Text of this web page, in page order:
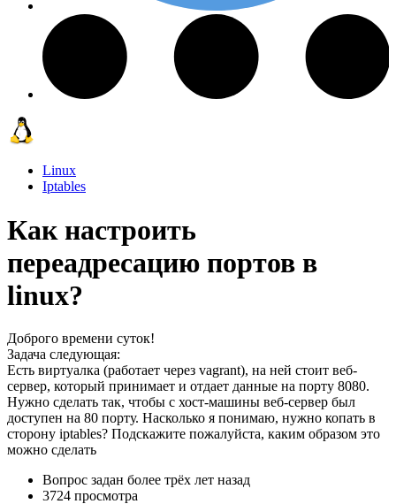
Linux
Iptables
Как настроить
переадресацию портов в
linux?
Доброго времени суток!
Задача следующая:
Есть виртуалка (работает через vagrant), на ней стоит веб-
сервер, который принимает и отдает данные на порту 8080.
Нужно сделать так, чтобы с хост-машины веб-сервер был
доступен на 80 порту. Насколько я понимаю, нужно копать в
сторону iptables? Подскажите пожалуйста, каким образом это
можно сделать
Вопрос задан более трёх лет назад
3724 просмотра